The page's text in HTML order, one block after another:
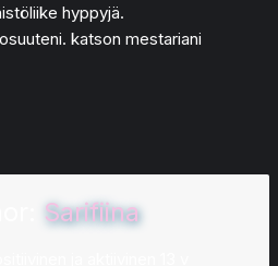
hyppyjä.
katson mestariani
Sarifiina